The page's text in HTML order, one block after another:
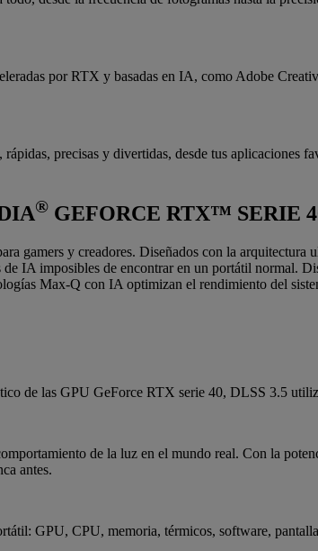
por RTX y basadas en IA, como Adobe
precisas y divertidas, desde tus aplicaciones
® GEFORCE RTX™ SERIE
gamers y creadores. Diseñados con la
IA imposibles de encontrar en un portátil normal.
Max-Q con IA optimizan el rendimiento del
de las GPU GeForce RTX serie 40, DLSS 3.5
de la luz en el mundo real. Con la
antes.
GPU, CPU, memoria, térmicos, software,